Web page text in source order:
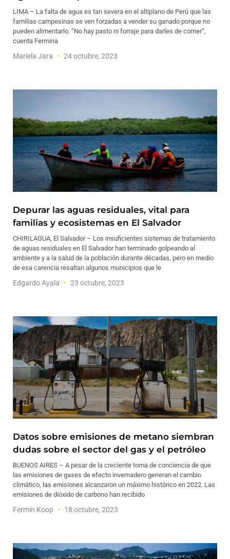
LIMA – La falta de agua es tan severa en el altiplano de Perú que las
familias campesinas se ven forzadas a vender su ganado porque no
pueden alimentarlo. “No hay pasto ni forraje para darles de comer”,
cuenta Fermina
Mariela Jara 24 octubre, 2023
Depurar las aguas residuales, vital para
familias y ecosistemas en El Salvador
CHIRILAGUA, El Salvador – Los insuficientes sistemas de tratamiento
de aguas residuales en El Salvador han terminado golpeando al
ambiente y a la salud de la población durante décadas, pero en medio
de esa carencia resaltan algunos municipios que le
Edgardo Ayala 23 octubre, 2023
Datos sobre emisiones de metano siembran
dudas sobre el sector del gas y el petróleo
BUENOS AIRES – A pesar de la creciente toma de conciencia de que
las emisiones de gases de efecto invernadero generan el cambio
climático, las emisiones alcanzaron un máximo histórico en 2022. Las
emisiones de dióxido de carbono han recibido
Fermín Koop 18 octubre, 2023